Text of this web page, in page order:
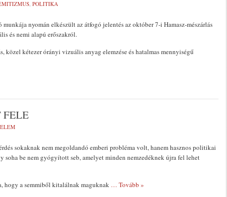
, POLITIKA
nyomán elkészült az átfogó jelentés az október 7-i Hamasz-mészárlás
és nemi alapú erőszakról.
közel kétezer órányi vizuális anyag elemzése és hatalmas mennyiségű
sokaknak nem megoldandó emberi probléma volt, hanem hasznos politikai
soha be nem gyógyított seb, amelyet minden nemzedéknek újra fel lehet
hogy a semmiből kitalálnak maguknak … Tovább »